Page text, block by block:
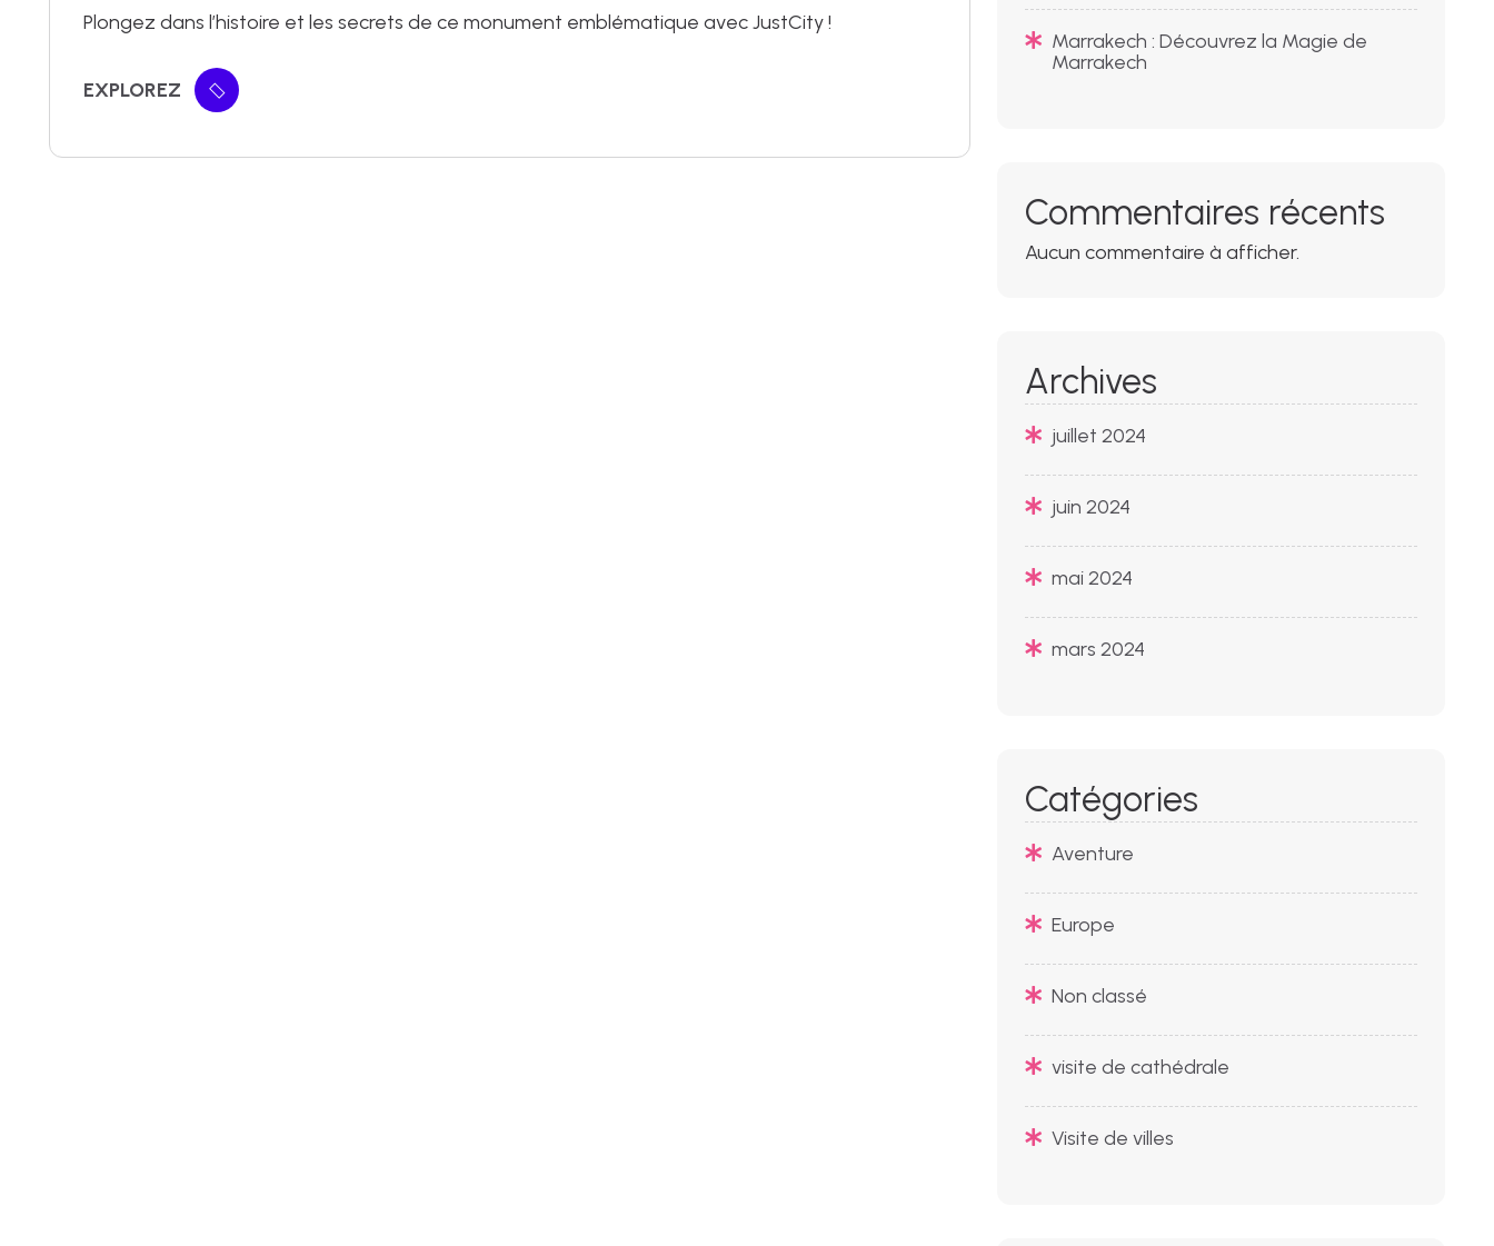
Plongez dans l’histoire et les secrets de ce monument emblématique avec JustCity !
EXPLOREZ
Marrakech : Découvrez la Magie de
Marrakech
Commentaires récents
Aucun commentaire à afficher.
Archives
juillet 2024
juin 2024
mai 2024
mars 2024
Catégories
Aventure
Europe
Non classé
visite de cathédrale
Visite de villes